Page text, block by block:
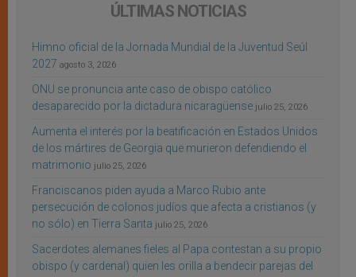
ÚLTIMAS NOTICIAS
Himno oficial de la Jornada Mundial de la Juventud Seúl
2027 agosto 3, 2026
ONU se pronuncia ante caso de obispo católico
desaparecido por la dictadura nicaragüense julio 25, 2026
Aumenta el interés por la beatificación en Estados Unidos
de los mártires de Georgia que murieron defendiendo el
matrimonio julio 25, 2026
Franciscanos piden ayuda a Marco Rubio ante
persecución de colonos judíos que afecta a cristianos (y
no sólo) en Tierra Santa julio 25, 2026
Sacerdotes alemanes fieles al Papa contestan a su propio
obispo (y cardenal) quien les orilla a bendecir parejas del